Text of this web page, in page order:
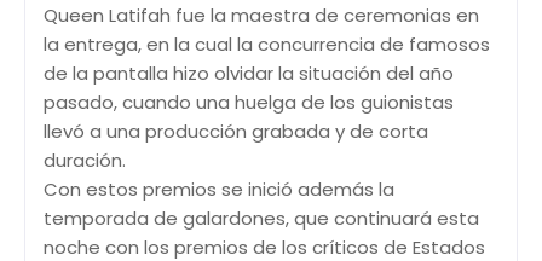
Queen Latifah fue la maestra de ceremonias en
la entrega, en la cual la concurrencia de famosos
de la pantalla hizo olvidar la situación del año
pasado, cuando una huelga de los guionistas
llevó a una producción grabada y de corta
duración.
Con estos premios se inició además la
temporada de galardones, que continuará esta
noche con los premios de los críticos de Estados